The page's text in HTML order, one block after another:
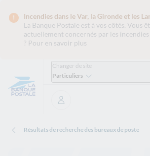
Incendies dans le Var, la Gironde et les
La Banque Postale est à vos côtés. Vous
actuellement concernés par les
? Pour en savoir plus
Changer de site
Particuliers
Se connecter
Résultats de recherche des bureaux de poste